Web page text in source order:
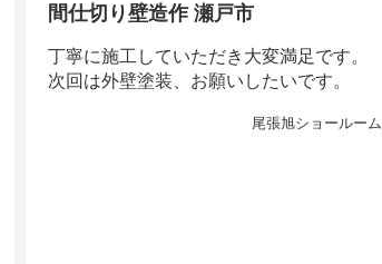
間仕切り壁造作 瀬戸市
丁寧に施工していただき大変満足です。
次回は外壁塗装、お願いしたいです。
尾張旭ショールーム